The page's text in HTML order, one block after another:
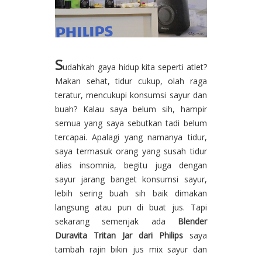
Sudahkah gaya hidup kita seperti atlet?
Makan sehat, tidur cukup, olah raga
teratur, mencukupi konsumsi sayur dan
buah? Kalau saya belum sih, hampir
semua yang saya sebutkan tadi belum
tercapai. Apalagi yang namanya tidur,
saya termasuk orang yang susah tidur
alias insomnia, begitu juga dengan
sayur jarang banget konsumsi sayur,
lebih sering buah sih baik dimakan
langsung atau pun di buat jus. Tapi
sekarang semenjak ada Blender
Duravita Tritan Jar dari Philipssaya
tambah rajin bikin jus mix sayur dan